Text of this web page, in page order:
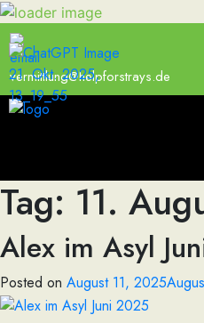
vermittlung@helpforstrays.de
Tag: 11.
Alex im Asyl
Posted on August 11, 2025